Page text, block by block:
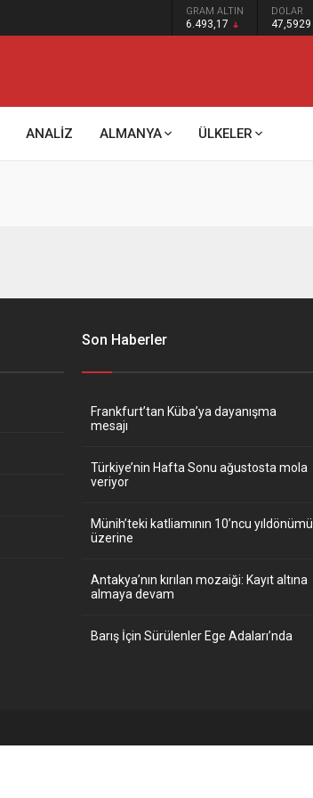
GRAM ALTIN
6.493,17
DOLAR
47,5929
ANALİZ ALMANYA ÜLKELER
Son Haberler
Frankfurt’tan Küba’ya dayanışma
mesajı
Türkiye’nin Hafta Sonu ağustosta mola
veriyor
Münih’teki katliamının 10’ncu yıldönümü
üzerine
Antakya’nın kırılan mozaiği: Kayıt altına
almaya devam
Barış İçin Sürülenler Ege Adaları’nda